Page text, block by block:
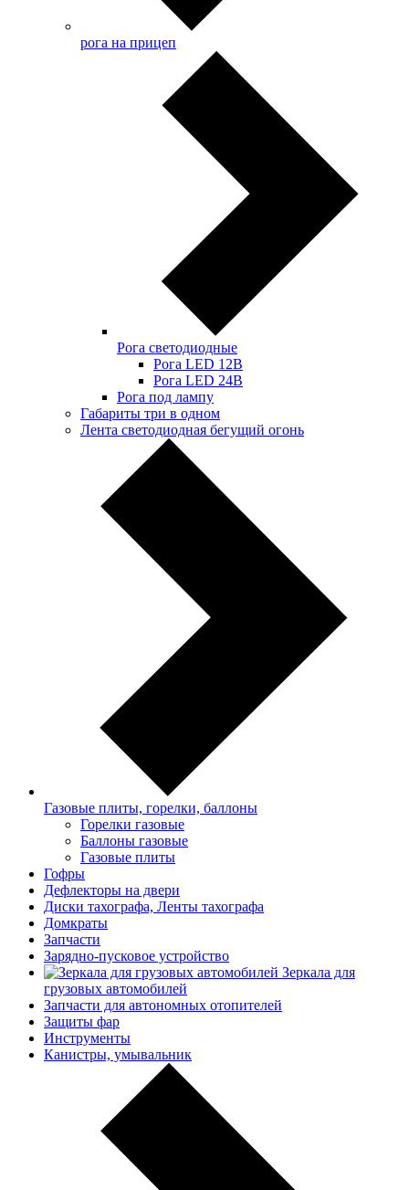
рога на прицеп
Рога светодиодные
Рога LED 12В
Рога LED 24В
Рога под лампу
Габариты три в одном
Лента светодиодная бегущий огонь
Газовые плиты, горелки, баллоны
Горелки газовые
Баллоны газовые
Газовые плиты
Гофры
Дефлекторы на двери
Диски тахографа, Ленты тахографа
Домкраты
Запчасти
Зарядно-пусковое устройство
Зеркала для
грузовых автомобилей
Запчасти для автономных отопителей
Защиты фар
Инструменты
Канистры, умывальник